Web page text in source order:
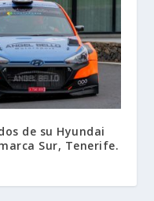
de su Hyundai
Sur, Tenerife.